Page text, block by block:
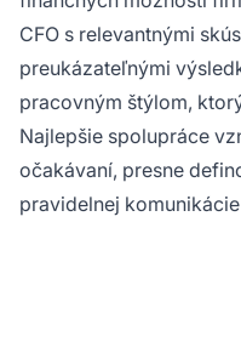
CFO s relevantnými
preukázateľnými
pracovným štýlom,
Najlepšie spolupráce
očakávaní, presne
pravidelnej